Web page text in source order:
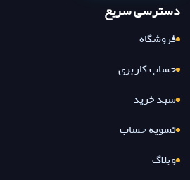
دسترسی سریع
فروشگاه
حساب کاربری
سبد خرید
تسویه حساب
وبلاگ